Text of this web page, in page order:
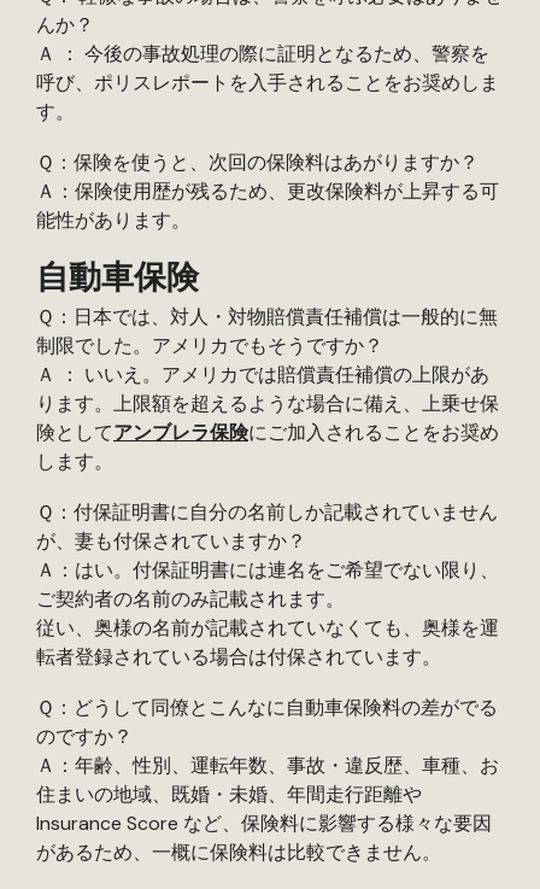
んか？
Ａ ： 今後の事故処理の際に証明となるため、警察を
呼び、ポリスレポートを入手されることをお奨めしま
す。
Ｑ：保険を使うと、次回の保険料はあがりますか？
Ａ：保険使用歴が残るため、更改保険料が上昇する可
能性があります。
自動車保険
Ｑ：日本では、対人・対物賠償責任補償は一般的に無
制限でした。アメリカでもそうですか？
Ａ ： いいえ。アメリカでは賠償責任補償の上限があ
ります。上限額を超えるような場合に備え、上乗せ保
険としてアンブレラ保険にご加入されることをお奨め
します。
Ｑ：付保証明書に自分の名前しか記載されていません
が、妻も付保されていますか？
Ａ：はい。付保証明書には連名をご希望でない限り、
ご契約者の名前のみ記載されます。
従い、奥様の名前が記載されていなくても、奥様を運
転者登録されている場合は付保されています。
Ｑ：どうして同僚とこんなに自動車保険料の差がでる
のですか？
Ａ：年齢、性別、運転年数、事故・違反歴、車種、お
住まいの地域、既婚・未婚、年間走行距離や
Insurance Score など、保険料に影響する様々な要因
があるため、一概に保険料は比較できません。